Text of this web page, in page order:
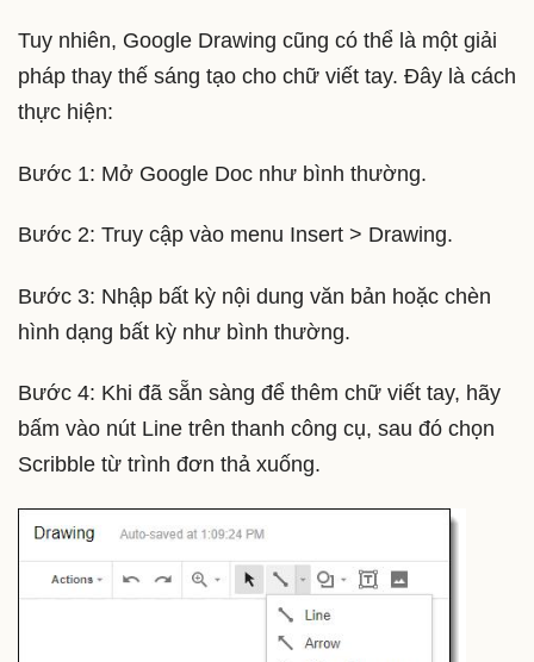
Tuy nhiên, Google Drawing cũng có thể là một giải
pháp thay thế sáng tạo cho chữ viết tay. Đây là cách
thực hiện:
Bước 1: Mở Google Doc như bình thường.
Bước 2: Truy cập vào menu Insert > Drawing.
Bước 3: Nhập bất kỳ nội dung văn bản hoặc chèn
hình dạng bất kỳ như bình thường.
Bước 4: Khi đã sẵn sàng để thêm chữ viết tay, hãy
bấm vào nút Line trên thanh công cụ, sau đó chọn
Scribble từ trình đơn thả xuống.